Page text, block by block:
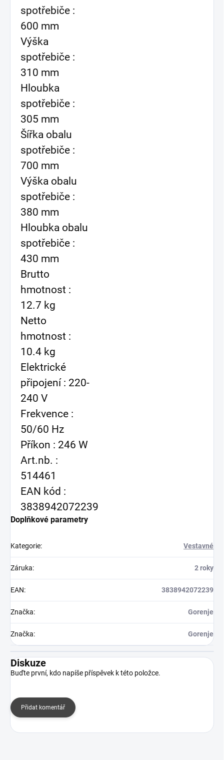
spotřebiče :
600 mm
Výška
spotřebiče :
310 mm
Hloubka
spotřebiče :
305 mm
Šířka obalu
spotřebiče :
700 mm
Výška obalu
spotřebiče :
380 mm
Hloubka obalu
spotřebiče :
430 mm
Brutto
hmotnost :
12.7 kg
Netto
hmotnost :
10.4 kg
Elektrické
připojení : 220-
240 V
Frekvence :
50/60 Hz
Příkon : 246 W
Art.nb. :
514461
EAN kód :
3838942072239
Doplňkové parametry
Kategorie: Vestavné
Záruka: 2 roky
EAN: 3838942072239
Značka: Gorenje
Značka: Gorenje
Diskuze
Buďte první, kdo napíše příspěvek k této položce.
Přidat komentář